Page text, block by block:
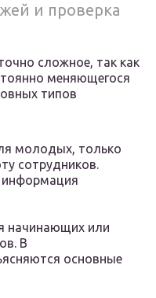
и проверка
сложное, так как
меняющегося
типов
молодых, только
сотрудников.
начинающих или
В
основные